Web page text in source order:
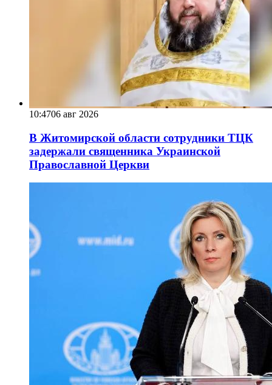
10:4706 авг 2026
В Житомирской области сотрудники ТЦК
задержали священника Украинской
Православной Церкви